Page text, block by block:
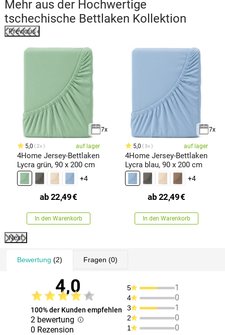
Mehr aus der Hochwertige
tschechische Bettlaken Kollektion
Previous
7x
5,0 2x auf lager
4Home Jersey-Bettlaken
Lycra grün, 90 x 200 cm
+4
ab 22,49€
In den Warenkorb
7x
5,0 3x auf lager
4Home Jersey-Bettlaken
Lycra blau, 90 x 200 cm
+4
ab 22,49€
In den Warenkorb
Next
Bewertung (2) Fragen (0)
4,0
100% der Kunden empfehlen
2 bewertung
0 Rezension
5 1
4 0
3 1
2 0
1 0